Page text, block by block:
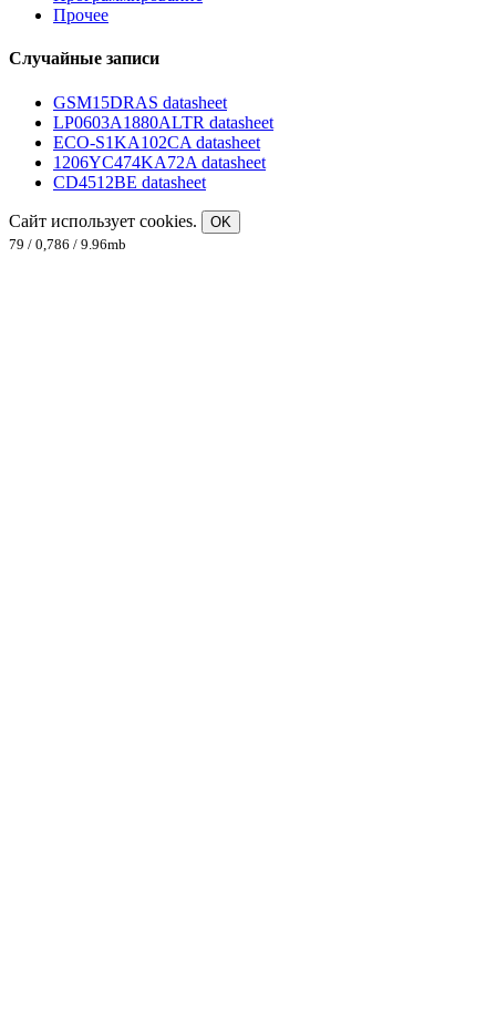
Прочее
Случайные записи
GSM15DRAS datasheet
LP0603A1880ALTR datasheet
ECO-S1KA102CA datasheet
1206YC474KA72A datasheet
CD4512BE datasheet
Сайт использует cookies.
OK
79 / 0,786 / 9.96mb